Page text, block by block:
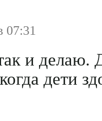
07:31
и делаю.
дети